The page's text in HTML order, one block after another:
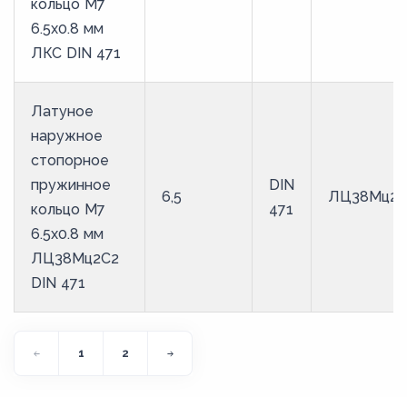
кольцо M7
6.5х0.8 мм
ЛКС DIN 471
Латуное
наружное
стопорное
пружинное
кольцо M7
6.5х0.8 мм
ЛЦ38Мц2С2
DIN 471
6,5
DIN
471
1 2